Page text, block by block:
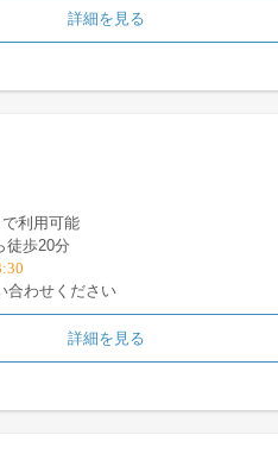
詳細を見る
利用可能
徒歩20分
合わせください
詳細を見る